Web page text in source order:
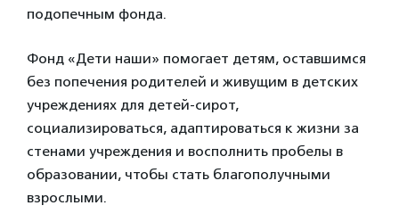
подопечным фонда.
Фонд «Дети наши» помогает детям, оставшимся
без попечения родителей и живущим в детских
учреждениях для детей-сирот,
социализироваться, адаптироваться к жизни за
стенами учреждения и восполнить пробелы в
образовании, чтобы стать благополучными
взрослыми.